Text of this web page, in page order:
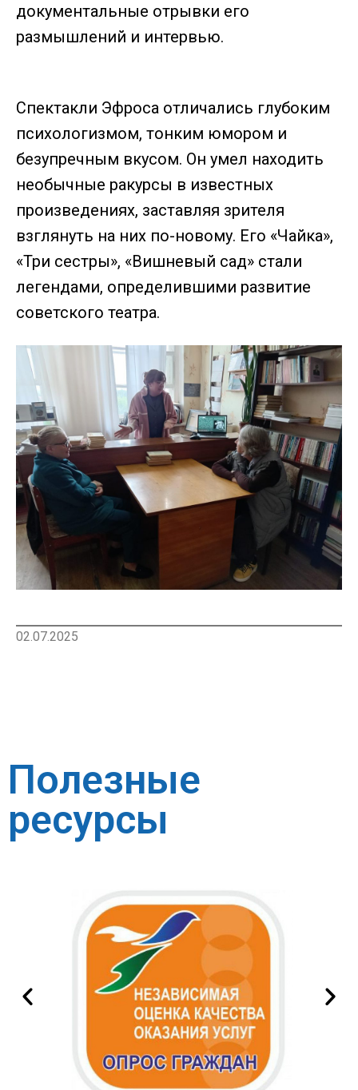
документальные отрывки его
размышлений и интервью.
Спектакли Эфроса отличались глубоким
психологизмом, тонким юмором и
безупречным вкусом. Он умел находить
необычные ракурсы в известных
произведениях, заставляя зрителя
взглянуть на них по-новому. Его «Чайка»,
«Три сестры», «Вишневый сад» стали
легендами, определившими развитие
советского театра.
02.07.2025
Полезные
ресурсы